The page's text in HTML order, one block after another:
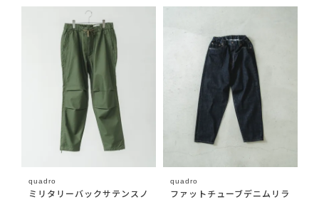
quadro
ミリタリーバックサテンスノ
quadro
ファットチューブデニムリラ